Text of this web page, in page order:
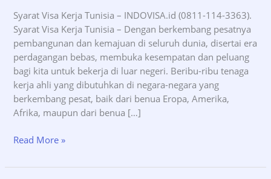
Syarat Visa Kerja Tunisia – INDOVISA.id (0811-114-3363).
Syarat Visa Kerja Tunisia – Dengan berkembang pesatnya
pembangunan dan kemajuan di seluruh dunia, disertai era
perdagangan bebas, membuka kesempatan dan peluang
bagi kita untuk bekerja di luar negeri. Beribu-ribu tenaga
kerja ahli yang dibutuhkan di negara-negara yang
berkembang pesat, baik dari benua Eropa, Amerika,
Afrika, maupun dari benua […]
Syarat
Kerja
Read More »